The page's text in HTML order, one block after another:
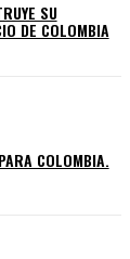
SU
DE COLOMBIA
COLOMBIA.